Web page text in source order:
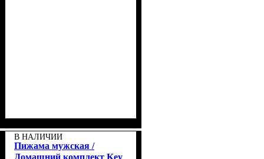
В НАЛИЧИИ
Пижама мужская /
Домашний комплект Key